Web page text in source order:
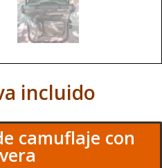
incluido
camuflaje con